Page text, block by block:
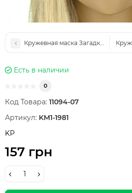
Кружевная маска Загадка Корона
Есть в наличии
0
Код Товара: 11094-07
Артикул: KM1-1981
KP
157 грн